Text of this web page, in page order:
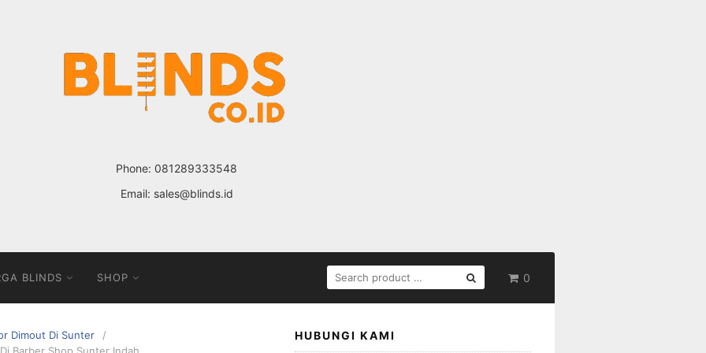
Phone: 081289333548
Email: sales@blinds.id
0
BLINDS SHOP
SEARCH
FOR:
Dimout Di Sunter
Barber Shop Sunter Indah
HUBUNGI KAMI